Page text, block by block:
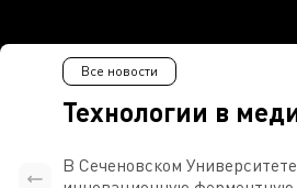
Технологии в
Все новости
В Сеченовском